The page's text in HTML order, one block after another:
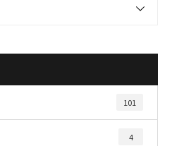
101
4